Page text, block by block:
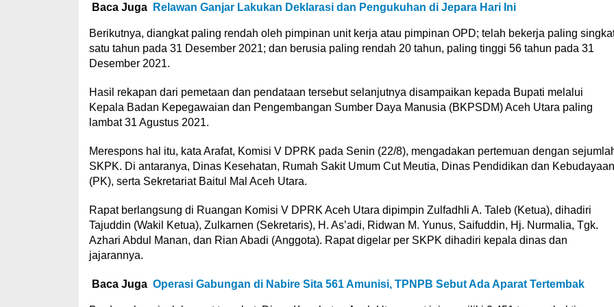
Baca Juga Relawan Ganjar Lakukan Deklarasi dan Pengukuhan di Jepara Hari Ini
Berikutnya, diangkat paling rendah oleh pimpinan unit kerja atau pimpinan OPD; telah bekerja paling
satu tahun pada 31 Desember 2021; dan berusia paling rendah 20 tahun, paling tinggi 56 tahun pada 31
Desember 2021.
Hasil rekapan dari pemetaan dan pendataan tersebut selanjutnya disampaikan kepada Bupati melalui
Kepala Badan Kepegawaian dan Pengembangan Sumber Daya Manusia (BKPSDM) Aceh Utara paling
lambat 31 Agustus 2021.
Merespons hal itu, kata Arafat, Komisi V DPRK pada Senin (22/8), mengadakan pertemuan dengan
SKPK. Di antaranya, Dinas Kesehatan, Rumah Sakit Umum Cut Meutia, Dinas Pendidikan dan Kebudayaan
(PK), serta Sekretariat Baitul Mal Aceh Utara.
Rapat berlangsung di Ruangan Komisi V DPRK Aceh Utara dipimpin Zulfadhli A. Taleb (Ketua), dihadiri
Tajuddin (Wakil Ketua), Zulkarnen (Sekretaris), H. As’adi, Ridwan M. Yunus, Saifuddin, Hj. Nurmalia, Tgk.
Azhari Abdul Manan, dan Rian Abadi (Anggota). Rapat digelar per SKPK dihadiri kepala dinas dan
jajarannya.
Baca Juga Operasi Gabungan di Nabire Sita 561 Amunisi, TPNPB Sebut Ada Aparat Tertembak